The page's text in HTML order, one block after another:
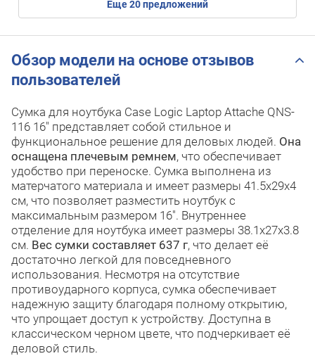
eще20предложений
Обзор модели на основе отзывов
пользователей
Сумка для ноутбука Case Logic Laptop Attache QNS-
116 16" представляет собой стильное и
функциональное решение для деловых людей. Она
оснащена плечевым ремнем, что обеспечивает
удобство при переноске. Сумка выполнена из
матерчатого материала и имеет размеры 41.5x29x4
см, что позволяет разместить ноутбук с
максимальным размером 16". Внутреннее
отделение для ноутбука имеет размеры 38.1x27x3.8
см. Вес сумки составляет 637 г, что делает её
достаточно легкой для повседневного
использования. Несмотря на отсутствие
противоударного корпуса, сумка обеспечивает
надежную защиту благодаря полному открытию,
что упрощает доступ к устройству. Доступна в
классическом черном цвете, что подчеркивает её
деловой стиль.